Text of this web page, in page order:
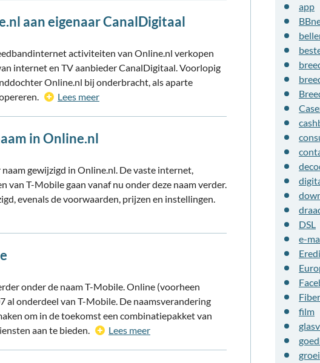
aan eigenaar CanalDigitaal
activiteiten van Online.nl verkopen
internet en TV aanbieder CanalDigitaal. Voorlopig
Online.nl bij onderbracht, als aparte
Lees meer
in Online.nl
gewijzigd in Online.nl. De vaste internet,
van T-Mobile gaan vanaf nu onder deze naam verder.
evenals de voorwaarden, prijzen en instellingen.
onder de naam T-Mobile. Online (voorheen
al onderdeel van T-Mobile. De naamsverandering
om in de toekomst een combinatiepakket van
aan te bieden.
Lees meer
app
DSL
e-
film
groei